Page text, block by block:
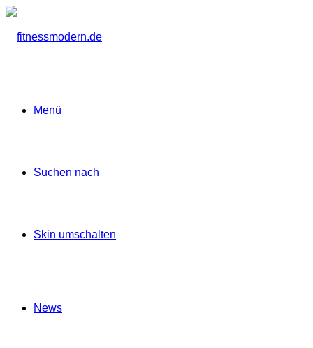
Menü
Suchen nach
Skin umschalten
News